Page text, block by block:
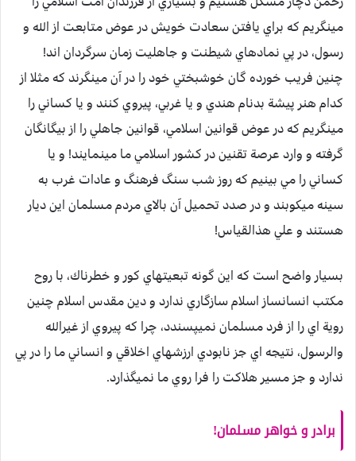
مينگريم كه براي يافتن سعادت خويش در عوض متابعت از الله و
رسول، در پي نمادهاي شيطنت و جاهليت زمان سرگردان اند!
چنين فريب خورده گان خوشبختي خود را در آن مينگرند كه مثلا از
كدام هنر پيشة بدنام هندي و يا غربي، پيروي كنند و يا كساني را
مينگريم كه در عوض قوانين اسلامي، قوانين جاهلي را از بيگانگان
گرفته و وارد عرصة تقنين در كشور اسلامي ما مينمايند! و يا
كساني را مي بينيم كه روز شب سنگ فرهنگ و عادات غرب به
سينه ميكوبند و در صدد تحميل آن بالاي مردم مسلمان اين ديار
هستند و علي هذالقياس!
بسيار واضح است كه اين گونه تبعيتهاي كور و خطرناك، با روح
مكتب انسانساز اسلام سازگاري ندارد و دين مقدس اسلام چنين
روية اي را از فرد مسلمان نميپسندد، چرا كه پيروي از غيرالله
والرسول، نتيجه اي جز نابودي ارزشهاي اخلاقي و انساني ما را در پي
ندارد و جز مسير هلاكت را فرا روي ما نميگذارد.
برادر و خواهر مسلمان!